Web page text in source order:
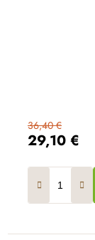
29,10 €
36,40 €